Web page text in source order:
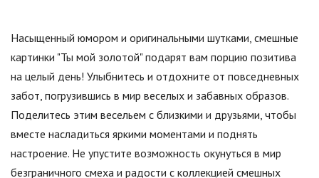
Насыщенный юмором и оригинальными шутками, смешные
картинки "Ты мой золотой" подарят вам порцию позитива
на целый день! Улыбнитесь и отдохните от повседневных
забот, погрузившись в мир веселых и забавных образов.
Поделитесь этим весельем с близкими и друзьями, чтобы
вместе насладиться яркими моментами и поднять
настроение. Не упустите возможность окунуться в мир
безграничного смеха и радости с коллекцией смешных